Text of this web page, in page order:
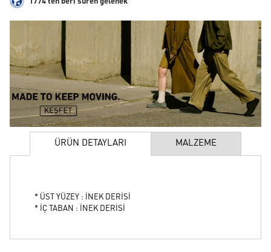
ÜRÜN DETAYLARI MALZEME
* ÜST YÜZEY : İNEK DERİSİ
* İÇ TABAN : İNEK DERİSİ